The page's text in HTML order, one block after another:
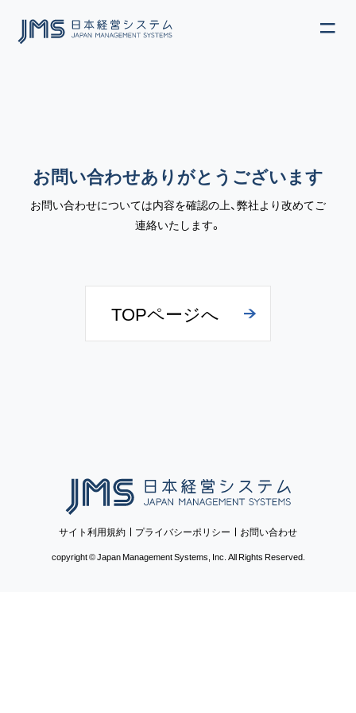
お問い合わせありがとうございます
お問い合わせについては内容を確認の上、弊社より改めてご
連絡いたします。
TOPページへ
日本経営システム
サイト利用規約 プライバシーポリシー お問い合わせ
copyright © Japan Management Systems, Inc. All Rights Reserved.